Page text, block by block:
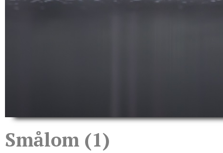
Smålom (1)